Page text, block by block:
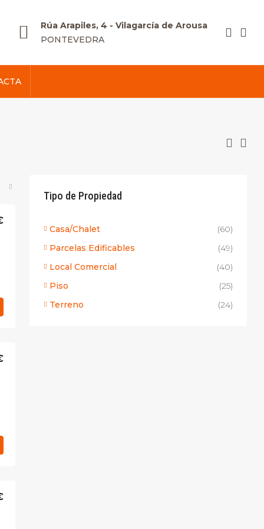
Rúa Arapiles, 4 - Vilagarcía de Arousa
PONTEVEDRA
Tipo de Propiedad
Casa/Chalet
(60)
Parcelas Edificables
(49)
Local Comercial
(40)
Piso
(25)
Terreno
(24)